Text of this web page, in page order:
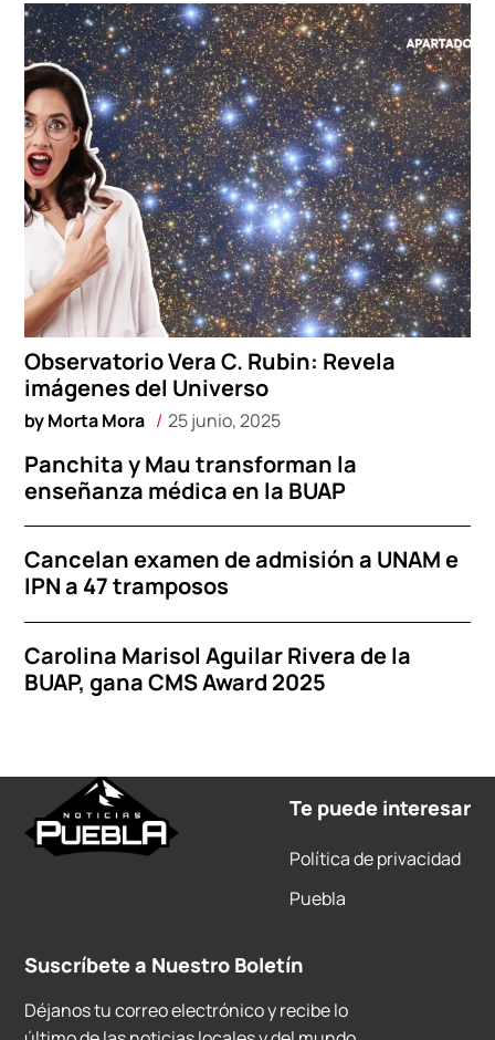
Observatorio Vera C. Rubin: Revela
imágenes del Universo
byMorta Mora 25 junio, 2025
Panchita y Mau transforman la
enseñanza médica en la BUAP
Cancelan examen de admisión a UNAM e
IPN a 47 tramposos
Carolina Marisol Aguilar Rivera de la
BUAP, gana CMS Award 2025
Te puede interesar
Política de privacidad
Puebla
Suscríbete a Nuestro Boletín
Déjanos tu correo electrónico y recibe lo